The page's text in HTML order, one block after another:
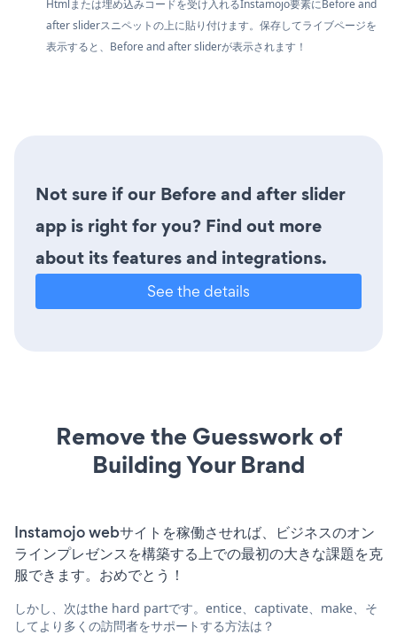
Htmlまたは埋め込みコードを受け入れるInstamojo要素にBefore and
after sliderスニペットの上に貼り付けます。保存してライブページを
表示すると、Before and after sliderが表示されます！
Not sure if our Before and after slider
app is right for you? Find out more
about its features and integrations.
See the details
Remove the Guesswork of
Building Your Brand
Instamojo webサイトを稼働させれば、ビジネスのオン
ラインプレゼンスを構築する上での最初の大きな課題を克
服できます。おめでとう！
しかし、次はthe hard partです。entice、captivate、make、そ
してより多くの訪問者をサポートする方法は？